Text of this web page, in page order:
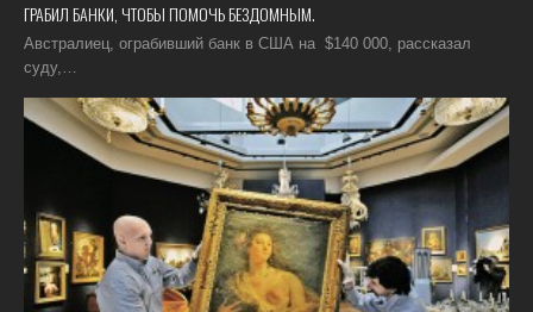
ГРАБИЛ БАНКИ, ЧТОБЫ ПОМОЧЬ БЕЗДОМНЫМ.
Австралиец, ограбивший банк в США на $140 000, рассказал
суду,…